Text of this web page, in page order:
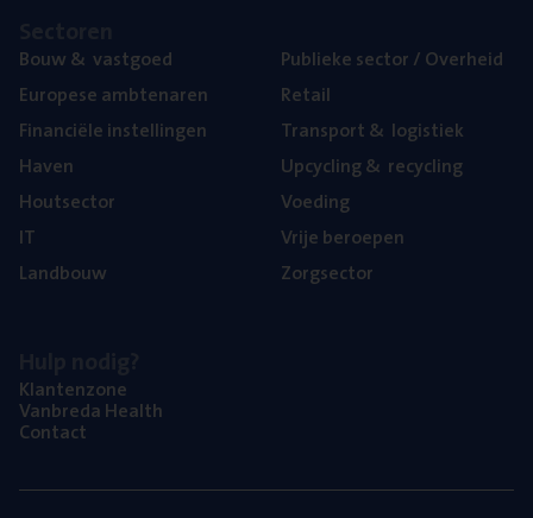
Bouw& vastgoed
Euro­pe­se ambtenaren
Finan­ci­ë­le instellingen
Haven
Hout­sec­tor
IT
Land­bouw
Publie­ke sec­tor / Overheid
Retail
Trans­port& logistiek
Upcy­cling& recycling
Voe­ding
Vrije beroe­pen
Zorg­sec­tor
Klan­ten­zo­ne
Van­b­re­da Health
Con­tact